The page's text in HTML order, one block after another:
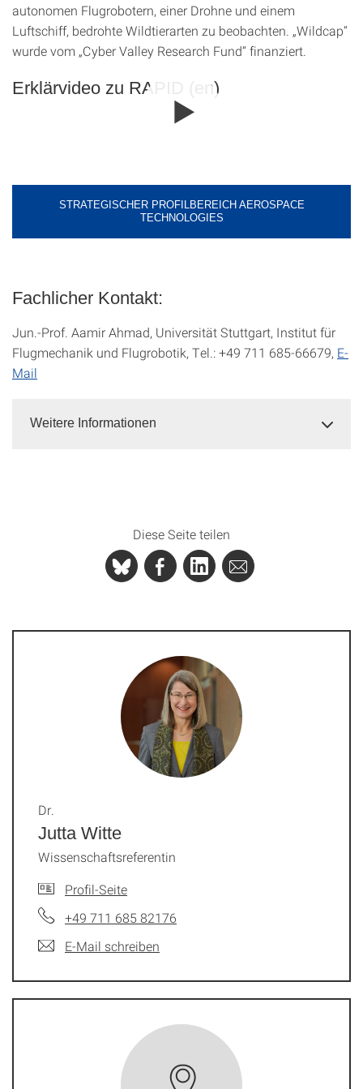
autonomen Flugrobotern, einer Drohne und einem
Luftschiff, bedrohte Wildtierarten zu beobachten. „Wildcap“
wurde vom „Cyber Valley Research Fund“ finanziert.
Erklärvideo zu RAPID (en)
STRATEGISCHER PROFILBEREICH AEROSPACE
TECHNOLOGIES
Fachlicher Kontakt:
Jun.-Prof. Aamir Ahmad, Universität Stuttgart, Institut für
Flugmechanik und Flugrobotik, Tel.: +49 711 685-66679, E-
Mail
Weitere Informationen
Diese Seite teilen
Jutta Witte
Dr.
Wissenschaftsreferentin
Profil-Seite
+49 711 685 82176
E-Mail schreiben